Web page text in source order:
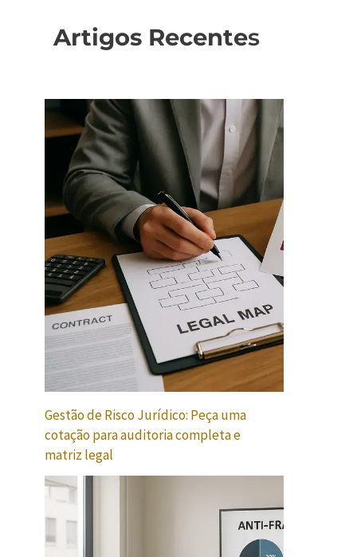
Artigos Recentes
Gestão de Risco Jurídico: Peça uma
cotação para auditoria completa e
matriz legal